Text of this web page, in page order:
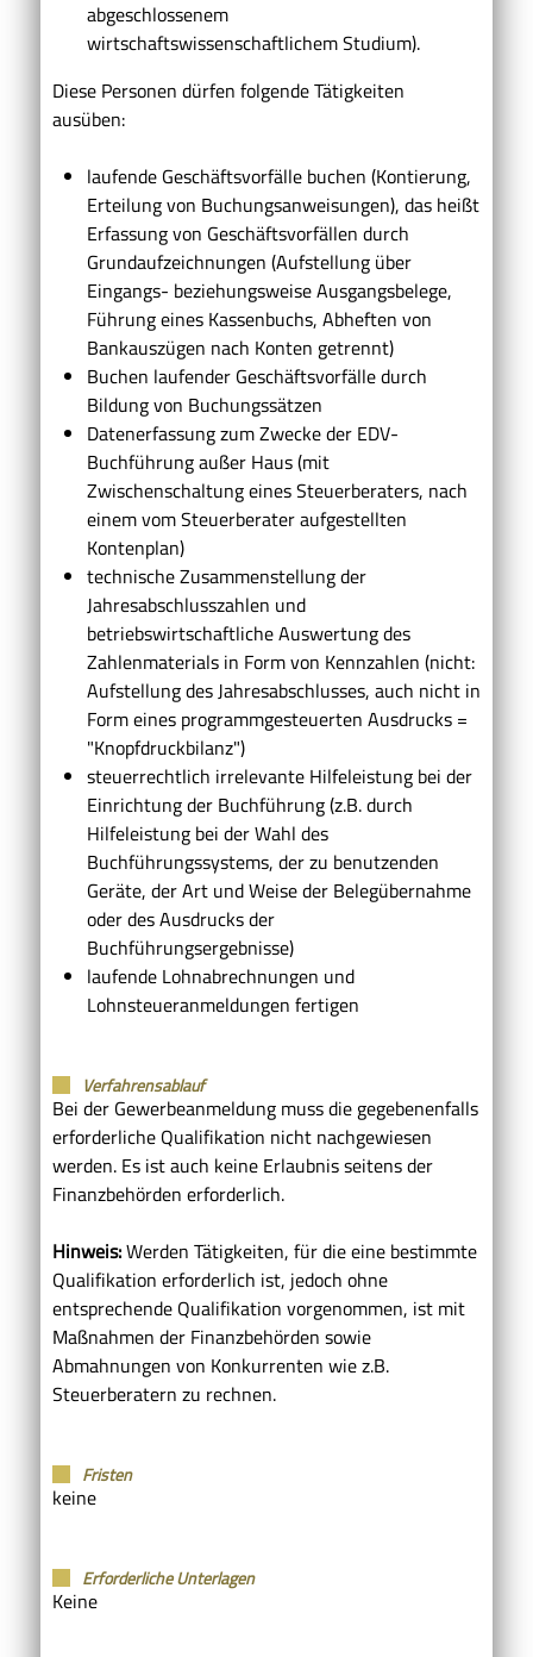
abgeschlossenem
wirtschaftswissenschaftlichem Studium).
Diese Personen dürfen folgende Tätigkeiten
ausüben:
laufende Geschäftsvorfälle buchen (Kontierung,
Erteilung von Buchungsanweisungen), das heißt
Erfassung von Geschäftsvorfällen durch
Grundaufzeichnungen (Aufstellung über
Eingangs- beziehungsweise Ausgangsbelege,
Führung eines Kassenbuchs, Abheften von
Bankauszügen nach Konten getrennt)
Buchen laufender Geschäftsvorfälle durch
Bildung von Buchungssätzen
Datenerfassung zum Zwecke der EDV-
Buchführung außer Haus (mit
Zwischenschaltung eines Steuerberaters, nach
einem vom Steuerberater aufgestellten
Kontenplan)
technische Zusammenstellung der
Jahresabschlusszahlen und
betriebswirtschaftliche Auswertung des
Zahlenmaterials in Form von Kennzahlen (nicht:
Aufstellung des Jahresabschlusses, auch nicht in
Form eines programmgesteuerten Ausdrucks =
"Knopfdruckbilanz")
steuerrechtlich irrelevante Hilfeleistung bei der
Einrichtung der Buchführung (z.B. durch
Hilfeleistung bei der Wahl des
Buchführungssystems, der zu benutzenden
Geräte, der Art und Weise der Belegübernahme
oder des Ausdrucks der
Buchführungsergebnisse)
laufende Lohnabrechnungen und
Lohnsteueranmeldungen fertigen
Verfahrensablauf
Bei der Gewerbeanmeldung muss die gegebenenfalls
erforderliche Qualifikation nicht nachgewiesen
werden. Es ist auch keine Erlaubnis seitens der
Finanzbehörden erforderlich.
Hinweis:Werden Tätigkeiten, für die eine bestimmte
Qualifikation erforderlich ist, jedoch ohne
entsprechende Qualifikation vorgenommen, ist mit
Maßnahmen der Finanzbehörden sowie
Abmahnungen von Konkurrenten wie z.B.
Steuerberatern zu rechnen.
Fristen
keine
Erforderliche Unterlagen
Keine